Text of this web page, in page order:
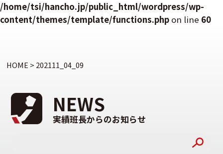
/home/tsi/hancho.jp/public_html/wordpress/wp-
content/themes/template/functions.php on line 60
HOME > 202111_04_09
NEWS
実績班長からのお知らせ